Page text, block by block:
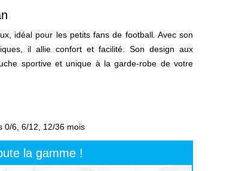
idéal pour les petits fans de football. Avec son
il allie confort et facilité. Son design aux
sportive et unique à la garde-robe de votre
0/6, 6/12, 12/36 mois
la gamme !